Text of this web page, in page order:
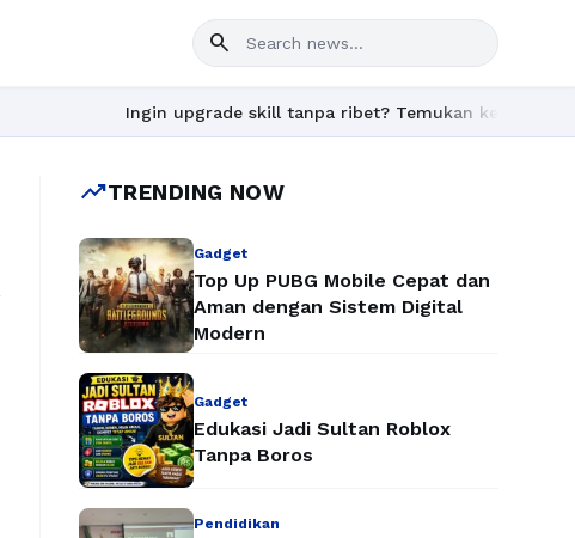
search
Ingin upgrade skill tanpa ribet? Temukan kelas seru dan
trending_upTRENDING NOW
Gadget
Top Up PUBG Mobile Cepat dan
Aman dengan Sistem Digital
Modern
Gadget
Edukasi Jadi Sultan Roblox
Tanpa Boros
Pendidikan